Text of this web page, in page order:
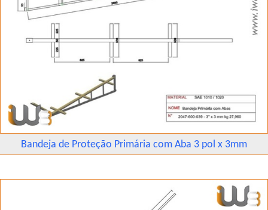
Bandeja de Proteção Primária com Aba 3 pol x 3mm